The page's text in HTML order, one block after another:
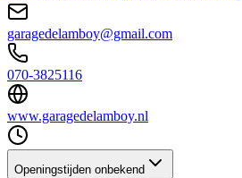
garagedelamboy@gmail.com
070-3825116
www.garagedelamboy.nl
Openingstijden onbekend